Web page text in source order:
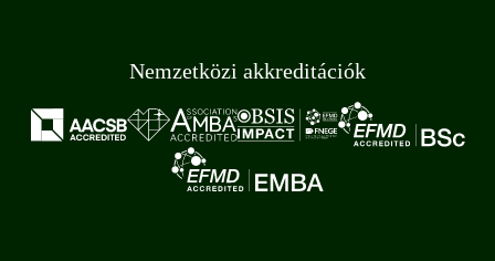
Nemzetközi akkreditációk